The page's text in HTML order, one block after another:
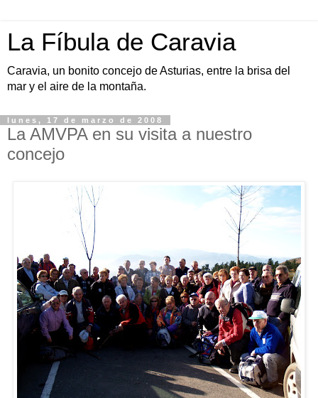
La Fíbula de Caravia
Caravia, un bonito concejo de Asturias, entre la brisa del
mar y el aire de la montaña.
lunes, 17 de marzo de 2008
La AMVPA en su visita a nuestro
concejo